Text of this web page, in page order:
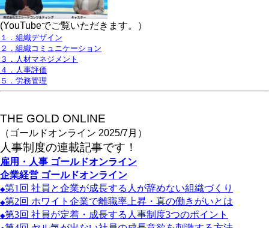
(YouTubeでご覧いただきます。）
１．組織デザイン
２．組織コミュニケーション
３．人材マネジメント
４．人事評価
５．労務管理
THE GOLD ONLINE
（ゴールドオンライン 2025/7月）
人事制度の連載記事です！
雇用・人事 ゴールドオンライン
企業経営 ゴールドオンライン
◆第1 回 社員と企業が成長する人が辞めない組織づくり
◆第2回 ホワイト企業で離職率上昇・真の働きがいとは
◆第3回 社員が定着・成長する人事制度3つのポイント